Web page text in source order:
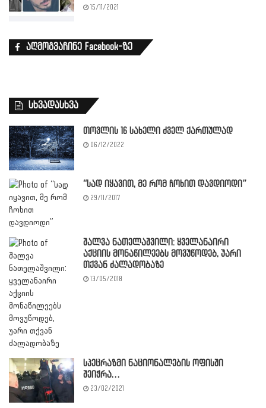
15/11/2021
აღმოგვაჩინე Facebook-ზე
სხვადასხვა
თოვლის 16 სახელი ძველ ქართულად
06/12/2022
“სად იყავით, მე რომ ჩოხით დავდიოდი”
29/11/2017
შალვა ნათელაშვილი: ყველანაირი
აქციის მონაწილეებს მოვუწოდებ, უარი
თქვან ძალადობაზე
13/05/2018
სპეცრაზმი ნაციონალების ოფისში
შეიჭრა…
23/02/2021